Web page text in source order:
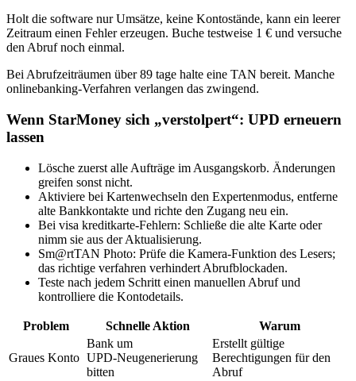
Holt die software nur Umsätze, keine Kontostände, kann ein leerer
Zeitraum einen Fehler erzeugen. Buche testweise 1 € und versuche
den Abruf noch einmal.
Bei Abrufzeiträumen über 89 tage halte eine TAN bereit. Manche
onlinebanking‑Verfahren verlangen das zwingend.
Wenn StarMoney sich „verstolpert“: UPD erneuern
lassen
Lösche zuerst alle Aufträge im Ausgangskorb. Änderungen
greifen sonst nicht.
Aktiviere bei Kartenwechseln den Expertenmodus, entferne
alte Bankkontakte und richte den Zugang neu ein.
Bei visa kreditkarte‑Fehlern: Schließe die alte Karte oder
nimm sie aus der Aktualisierung.
Sm@rtTAN Photo: Prüfe die Kamera‑Funktion des Lesers;
das richtige verfahren verhindert Abrufblockaden.
Teste nach jedem Schritt einen manuellen Abruf und
kontrolliere die Kontodetails.
Problem Schnelle Aktion Warum
Graues Konto
Bank um
UPD‑Neugenerierung
bitten
Erstellt gültige
Berechtigungen für den
Abruf